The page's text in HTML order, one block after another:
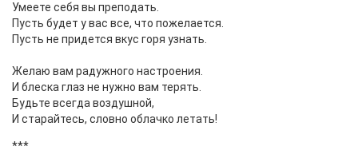
Умеете себя вы преподать.
Пусть будет у вас все, что пожелается.
Пусть не придется вкус горя узнать.
Желаю вам радужного настроения.
И блеска глаз не нужно вам терять.
Будьте всегда воздушной,
И старайтесь, словно облачко летать!
***